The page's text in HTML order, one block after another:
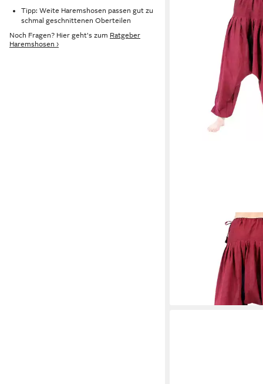
Tipp: Weite Haremshosen passen gut zu
schmal geschnittenen Oberteilen
Noch Fragen? Hier geht's zum Ratgeber
Haremshosen ›
BUDDHA
Haremshose für Yoga